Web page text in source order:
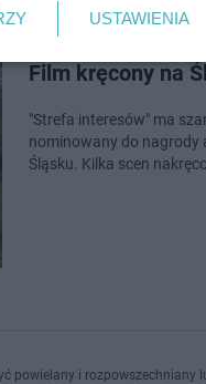
Film kręcony na
"Strefa interesów" ma
nominowany do nagrody
Śląsku. Kilka scen
powielany i
USTAWIENIA